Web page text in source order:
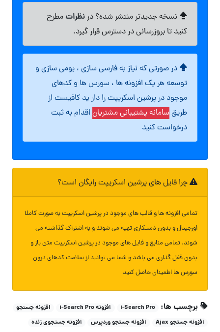
نسخه جدیدتر منتشر شده؟ درنظراتمطرح
کنید تا بروزرسانی در دسترس قرار گیرد.
در صورتی که نیاز به فارسی سازی ، بومی سازی و
توسعه هر یک افزونه ها ، سورس ها و کدهای
موجود در پرشین اسکریپت را دار ید کافیست از
طریقسامانه پشتیبانی مشتریان اقدام به ثبت
درخواست کنید
چرا فایل های پرشین اسکریپت رایگان است؟
تمامی افزونه ها و قالب های موجود در پرشین اسکریپت به صورت کاملا
اورجینال و بدون دستکاری تهیه می شوند و به اشتراک گذاشته می
شوند. تمامی منابع و فایل های موجود در پرشین اسکریپت متن باز و
بدون قفل گذاری می باشد و شما می توانید از سلامت کدهای درون
سورس ها اطمینان حاصل کنید
برچسب ها: i-Search Pro افزونه i-Search Pro
افزونه جستجو
افزونه جستجو Ajax
افزونه جستجو وردپرس
افزونه جستجوی زنده